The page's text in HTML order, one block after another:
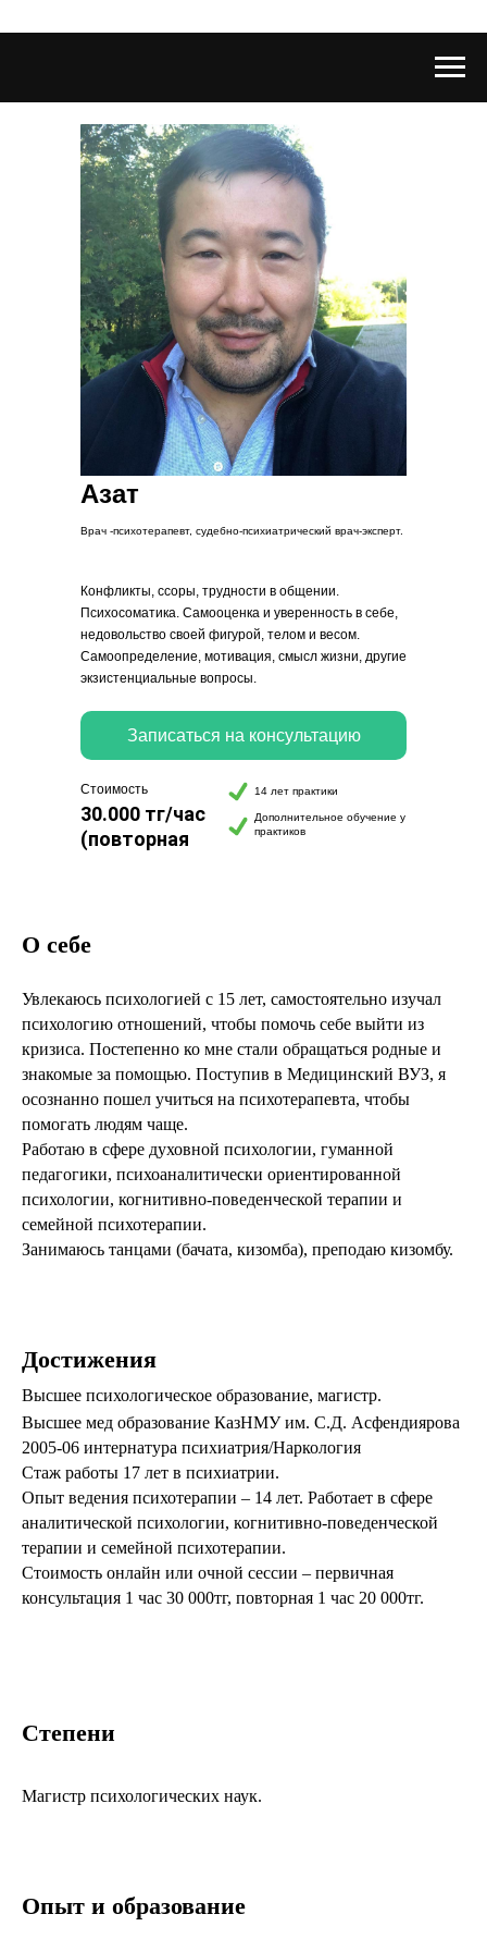
Азат
Записаться на консультацию
Врач -психотерапевт, судебно-психиатрический врач-эксперт.
Конфликты, ссоры, трудности в общении.
Психосоматика. Самооценка и уверенность в себе,
недовольство своей фигурой, телом и весом.
Самоопределение, мотивация, смысл жизни, другие
экзистенциальные вопросы.
Стоимость
30.000 тг/час
(повторная
14 лет практики
Дополнительное обучение у
практиков
О себе
Увлекаюсь психологией с 15 лет, самостоятельно изучал
психологию отношений, чтобы помочь себе выйти из
кризиса. Постепенно ко мне стали обращаться родные и
знакомые за помощью. Поступив в Медицинский ВУЗ, я
осознанно пошел учиться на психотерапевта, чтобы
помогать людям чаще.
Работаю в сфере духовной психологии, гуманной
педагогики, психоаналитически ориентированной
психологии, когнитивно-поведенческой терапии и
семейной психотерапии.
Занимаюсь танцами (бачата, кизомба), преподаю кизомбу.
Достижения
Высшее психологическое образование, магистр.
Высшее мед образование КазНМУ им. С.Д. Асфендиярова
2005-06 интернатура психиатрия/Наркология
Стаж работы 17 лет в психиатрии.
Опыт ведения психотерапии – 14 лет. Работает в сфере
аналитической психологии, когнитивно-поведенческой
терапии и семейной психотерапии.
Стоимость онлайн или очной сессии – первичная
консультация 1 час 30 000тг, повторная 1 час 20 000тг.
Степени
Магистр психологических наук.
Опыт и образование